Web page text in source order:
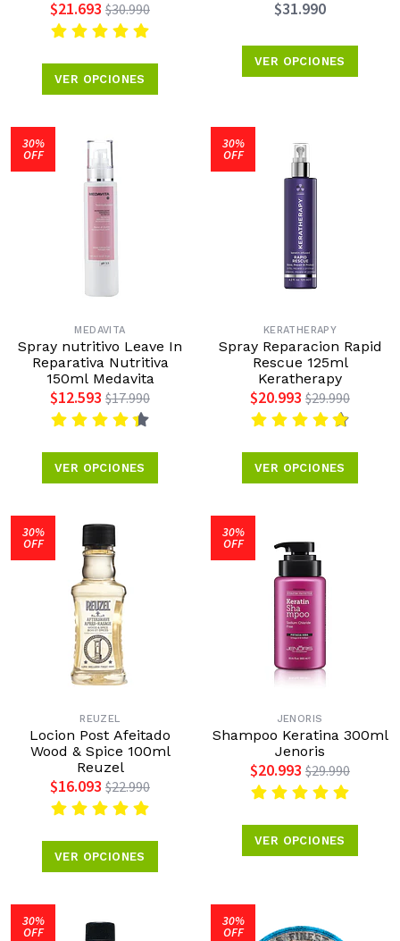
$21.693 $30.990
VER OPCIONES
$31.990
VER OPCIONES
30%
OFF
MEDAVITA
Spray nutritivo Leave In
Reparativa Nutritiva
150ml Medavita
$12.593 $17.990
VER OPCIONES
30%
OFF
KERATHERAPY
Spray Reparacion Rapid
Rescue 125ml
Keratherapy
$20.993 $29.990
VER OPCIONES
30%
OFF
REUZEL
Locion Post Afeitado
Wood & Spice 100ml
Reuzel
$16.093 $22.990
VER OPCIONES
30%
OFF
JENORIS
Shampoo Keratina 300ml
Jenoris
$20.993 $29.990
VER OPCIONES
30%
OFF
30%
OFF